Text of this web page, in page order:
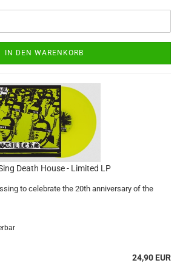
IN DEN WARENKORB
Death House - Limited LP
to celebrate the 20th anniversary of the
24,90 EUR